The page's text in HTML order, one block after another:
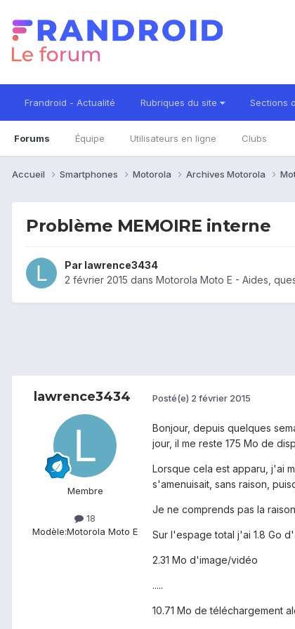
Frandroid - Actualité Rubriques du site Sections
Forums Équipe Utilisateurs en ligne Clubs
Accueil Smartphones Motorola Archives Motorola
Problème MEMOIRE interne
Par lawrence3434
2 février 2015 dans Motorola Moto E - Aides,
lawrence3434
Membre
18
Modèle:Motorola Moto E
Posté(e) 2 février 2015
Bonjour, depuis quelques
jour, il me reste 175 Mo de
Lorsque cela est apparu, j'ai
s'amenuisait, sans raison,
Je ne comprends pas la
Sur l'espage total j'ai 1.8 Go
2.31 Mo d'image/vidéo
.....
10.71 Mo de téléchargement